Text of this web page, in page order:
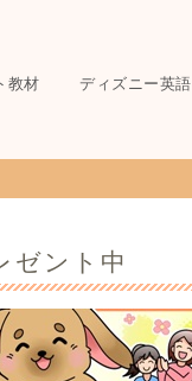
教材 ディズニー英語
ゼント中